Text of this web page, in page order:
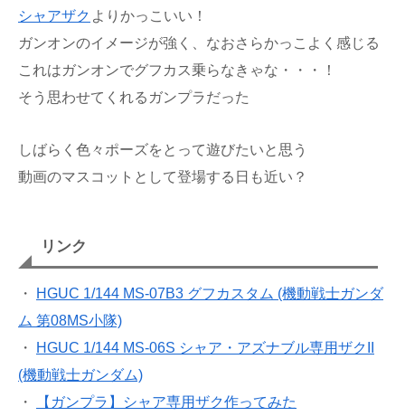
シャアザク よりかっこいい！
ガンオンのイメージが強く、なおさらかっこよく感じる
これはガンオンでグフカス乗らなきゃな・・・！
そう思わせてくれるガンプラだった
しばらく色々ポーズをとって遊びたいと思う
動画のマスコットとして登場する日も近い？
リンク
・
HGUC 1/144 MS-07B3 グフカスタム (機動戦士ガンダ
ム 第08MS小隊)
・
HGUC 1/144 MS-06S シャア・アズナブル専用ザクII
(機動戦士ガンダム)
・
【ガンプラ】シャア専用ザク作ってみた